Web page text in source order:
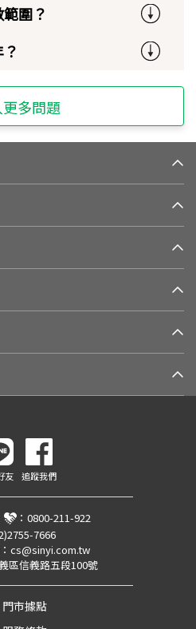
圍？
多問題
友 追蹤我們
： 0800-211-922
7666
cs@sinyi.com.tw
區信義路五段100號
門市據點